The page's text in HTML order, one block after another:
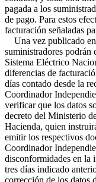
pagada a los
de pago. Para estos
facturación señaladas
Una vez publicado
suministradores
Sistema Eléctrico
diferencias de
días contado desde la
Coordinador
verificar que los datos
decreto del Ministerio
Hacienda, quien
emitir los respectivos
Coordinador
disconformidades en la
tres días indicado
corrección de los datos